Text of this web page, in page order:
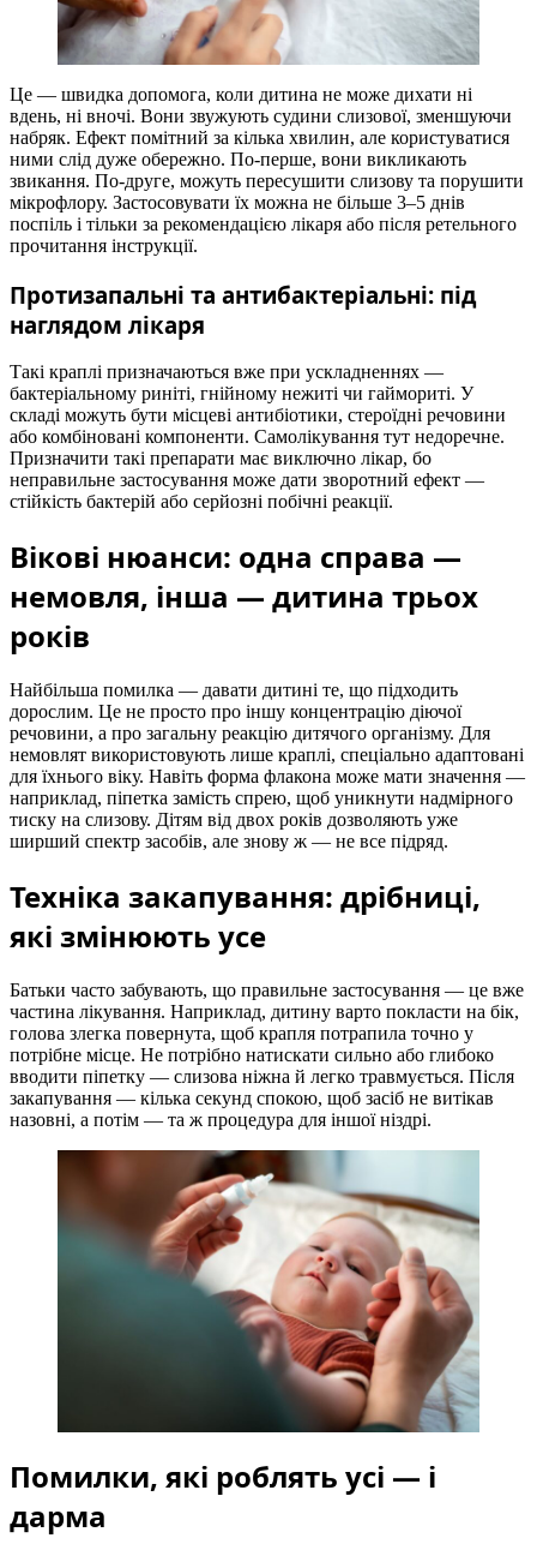
Це — швидка допомога, коли дитина не може дихати ні
вдень, ні вночі. Вони звужують судини слизової, зменшуючи
набряк. Ефект помітний за кілька хвилин, але користуватися
ними слід дуже обережно. По-перше, вони викликають
звикання. По-друге, можуть пересушити слизову та порушити
мікрофлору. Застосовувати їх можна не більше 3–5 днів
поспіль і тільки за рекомендацією лікаря або після ретельного
прочитання інструкції.
Протизапальні та антибактеріальні: під
наглядом лікаря
Такі краплі призначаються вже при ускладненнях —
бактеріальному риніті, гнійному нежиті чи гаймориті. У
складі можуть бути місцеві антибіотики, стероїдні речовини
або комбіновані компоненти. Самолікування тут недоречне.
Призначити такі препарати має виключно лікар, бо
неправильне застосування може дати зворотний ефект —
стійкість бактерій або серйозні побічні реакції.
Вікові нюанси: одна справа —
немовля, інша — дитина трьох
років
Найбільша помилка — давати дитині те, що підходить
дорослим. Це не просто про іншу концентрацію діючої
речовини, а про загальну реакцію дитячого організму. Для
немовлят використовують лише краплі, спеціально адаптовані
для їхнього віку. Навіть форма флакона може мати значення —
наприклад, піпетка замість спрею, щоб уникнути надмірного
тиску на слизову. Дітям від двох років дозволяють уже
ширший спектр засобів, але знову ж — не все підряд.
Техніка закапування: дрібниці,
які змінюють усе
Батьки часто забувають, що правильне застосування — це вже
частина лікування. Наприклад, дитину варто покласти на бік,
голова злегка повернута, щоб крапля потрапила точно у
потрібне місце. Не потрібно натискати сильно або глибоко
вводити піпетку — слизова ніжна й легко травмується. Після
закапування — кілька секунд спокою, щоб засіб не витікав
назовні, а потім — та ж процедура для іншої ніздрі.
Помилки, які роблять усі — і
дарма